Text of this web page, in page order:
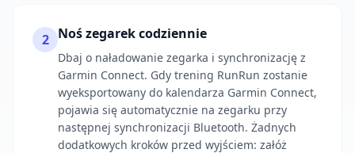
2 Noś zegarek codziennie
Dbaj o naładowanie zegarka i synchronizację z
Garmin Connect. Gdy trening RunRun zostanie
wyeksportowany do kalendarza Garmin Connect,
pojawia się automatycznie na zegarku przy
następnej synchronizacji Bluetooth. Żadnych
dodatkowych kroków przed wyjściem: załóż